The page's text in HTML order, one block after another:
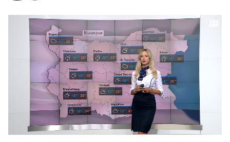
Unmute Loaded